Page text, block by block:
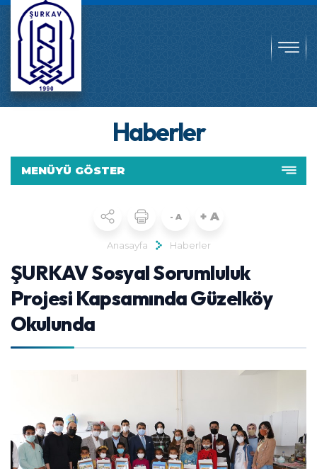
Haberler
MENÜYÜ GÖSTER
- A + A
Anasayfa Haberler
ŞURKAV Sosyal Sorumluluk
Projesi Kapsamında Güzelköy
Okulunda